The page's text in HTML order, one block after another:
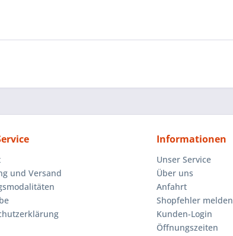
und Versand
Informationen
Unser Service
Über uns
Anfahrt
Shopfehler melden
Kunden-Login
Öffnungszeiten